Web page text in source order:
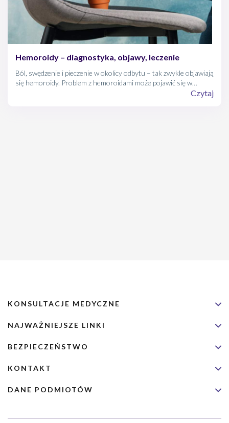
Hemoroidy – diagnostyka, objawy, leczenie
Ból, swędzenie i pieczenie w okolicy odbytu – tak zwykle objawiają
się hemoroidy. Problem z hemoroidami może pojawić się w
każdym wieku i już pierwsze objawy powinny skłonić Cię doCzytaj
KONSULTACJE MEDYCZNE
NAJWAŻNIEJSZE LINKI
BEZPIECZEŃSTWO
KONTAKT
DANE PODMIOTÓW